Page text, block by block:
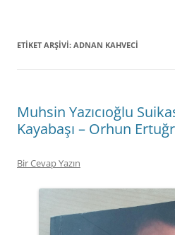
ETIKET ARŞIVI: ADNAN KAHVECI
Muhsin Yazıcıoğlu
Kayabaşı – Orhun
Bir Cevap Yazın